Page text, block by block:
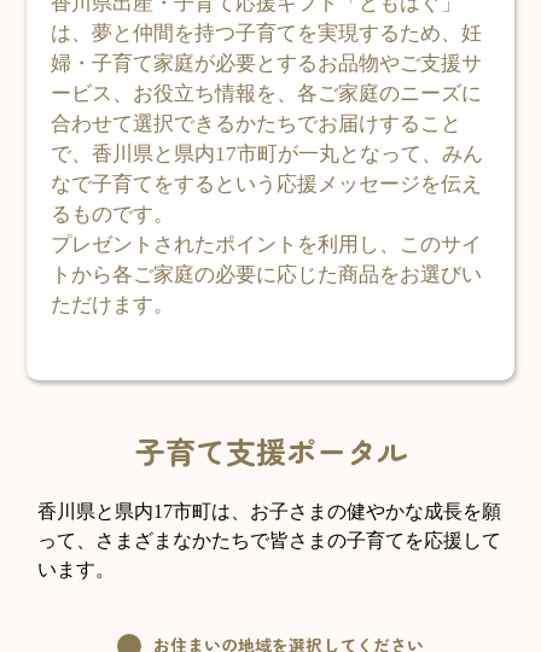
は、夢と仲間を持つ子育てを実現するため、妊
婦・子育て家庭が必要とするお品物やご支援サ
ービス、お役立ち情報を、各ご家庭のニーズに
合わせて選択できるかたちでお届けすること
で、香川県と県内17市町が一丸となって、みん
なで子育てをするという応援メッセージを伝え
るものです。
プレゼントされたポイントを利用し、このサイ
トから各ご家庭の必要に応じた商品をお選びい
ただけます。
子育て支援ポータル
香川県と県内17市町は、お子さまの健やかな成長を願
って、さまざまなかたちで皆さまの子育てを応援して
います。
お住まいの地域を選択してください